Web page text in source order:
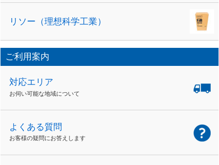
リソー（理想科学工業）
ご利用案内
対応エリア
お伺い可能な地域について
よくある質問
お客様の疑問にお答えします